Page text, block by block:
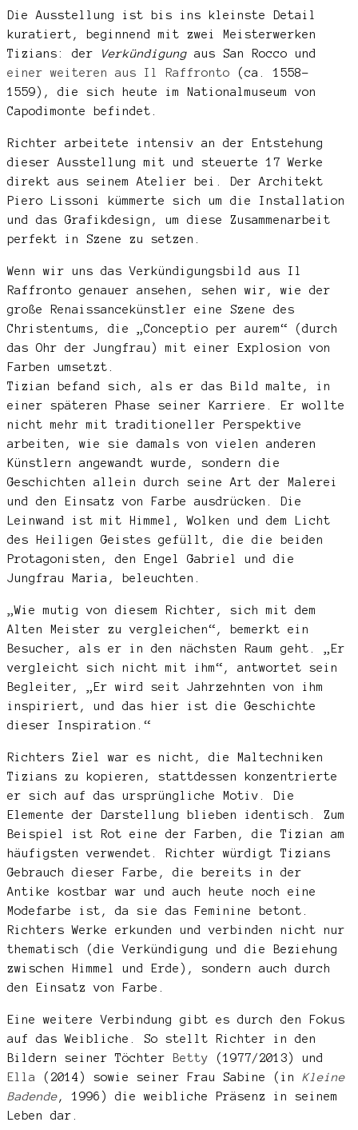
Die Ausstellung ist bis ins kleinste Detail
kuratiert, beginnend mit zwei Meisterwerken
Tizians: der
Verkündigungaus San Rocco und
einer weiteren aus Il Raffronto (ca. 1558-
1559), die sich heute im Nationalmuseum von
Capodimonte befindet.
Richter arbeitete intensiv an der Entstehung
dieser Ausstellung mit und steuerte 17 Werke
direkt aus seinem Atelier bei. Der Architekt
Piero Lissoni kümmerte sich um die Installation
und das Grafikdesign, um diese Zusammenarbeit
perfekt in Szene zu setzen.
Wenn wir uns das Verkündigungsbild aus Il
Raffronto genauer ansehen, sehen wir, wie der
große Renaissancekünstler eine Szene des
Christentums, die „Conceptio per aurem“ (durch
das Ohr der Jungfrau) mit einer Explosion von
Farben umsetzt.
Tizian befand sich, als er das Bild malte, in
einer späteren Phase seiner Karriere. Er wollte
nicht mehr mit traditioneller Perspektive
arbeiten, wie sie damals von vielen anderen
Künstlern angewandt wurde, sondern die
Geschichten allein durch seine Art der Malerei
und den Einsatz von Farbe ausdrücken. Die
Leinwand ist mit Himmel, Wolken und dem Licht
des Heiligen Geistes gefüllt, die die beiden
Protagonisten, den Engel Gabriel und die
Jungfrau Maria, beleuchten.
„Wie mutig von diesem Richter, sich mit dem
Alten Meister zu vergleichen“, bemerkt ein
Besucher, als er in den nächsten Raum geht. „Er
vergleicht sich nicht mit ihm“, antwortet sein
Begleiter, „Er wird seit Jahrzehnten von ihm
inspiriert, und das hier ist die Geschichte
dieser Inspiration.“
Richters Ziel war es nicht, die Maltechniken
Tizians zu kopieren, stattdessen konzentrierte
er sich auf das ursprüngliche Motiv. Die
Elemente der Darstellung blieben identisch. Zum
Beispiel ist Rot eine der Farben, die Tizian am
häufigsten verwendet. Richter würdigt Tizians
Gebrauch dieser Farbe, die bereits in der
Antike kostbar war und auch heute noch eine
Modefarbe ist, da sie das Feminine betont.
Richters Werke erkunden und verbinden nicht nur
thematisch (die Verkündigung und die Beziehung
zwischen Himmel und Erde), sondern auch durch
den Einsatz von Farbe.
Eine weitere Verbindung gibt es durch den Fokus
auf das Weibliche. So stellt Richter in den
Bildern seiner Töchter
Betty (1977/2013) und
Ella
(2014) sowie seiner Frau Sabine (in Kleine
Badende, 1996) die weibliche Präsenz in seinem
Leben dar.